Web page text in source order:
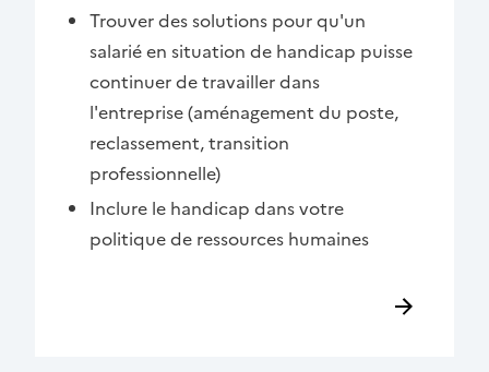
Trouver des solutions pour qu'un
salarié en situation de handicap puisse
continuer de travailler dans
l'entreprise (aménagement du poste,
reclassement, transition
professionnelle)
Inclure le handicap dans votre
politique de ressources humaines